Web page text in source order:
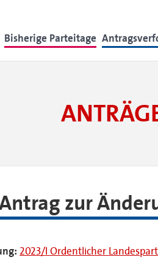
Bisherige Parteitage
Antrag zur
2023/I Ordentlicher